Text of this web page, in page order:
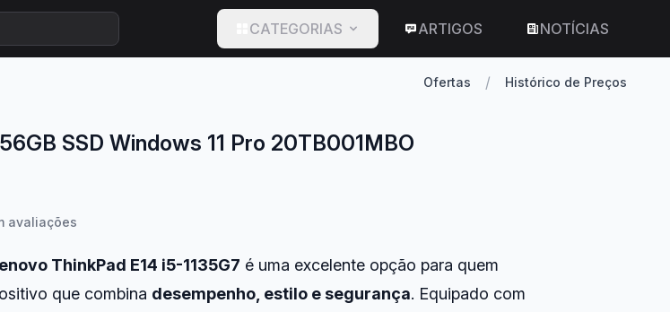
CATEGORIAS ARTIGOS NOTÍCIAS
Ofertas / Histórico de Preços
SSD Windows 11 Pro 20TB001MBO
avaliações
ThinkPad E14 i5-1135G7 é uma excelente opção para quem
que combina desempenho, estilo e segurança. Equipado com